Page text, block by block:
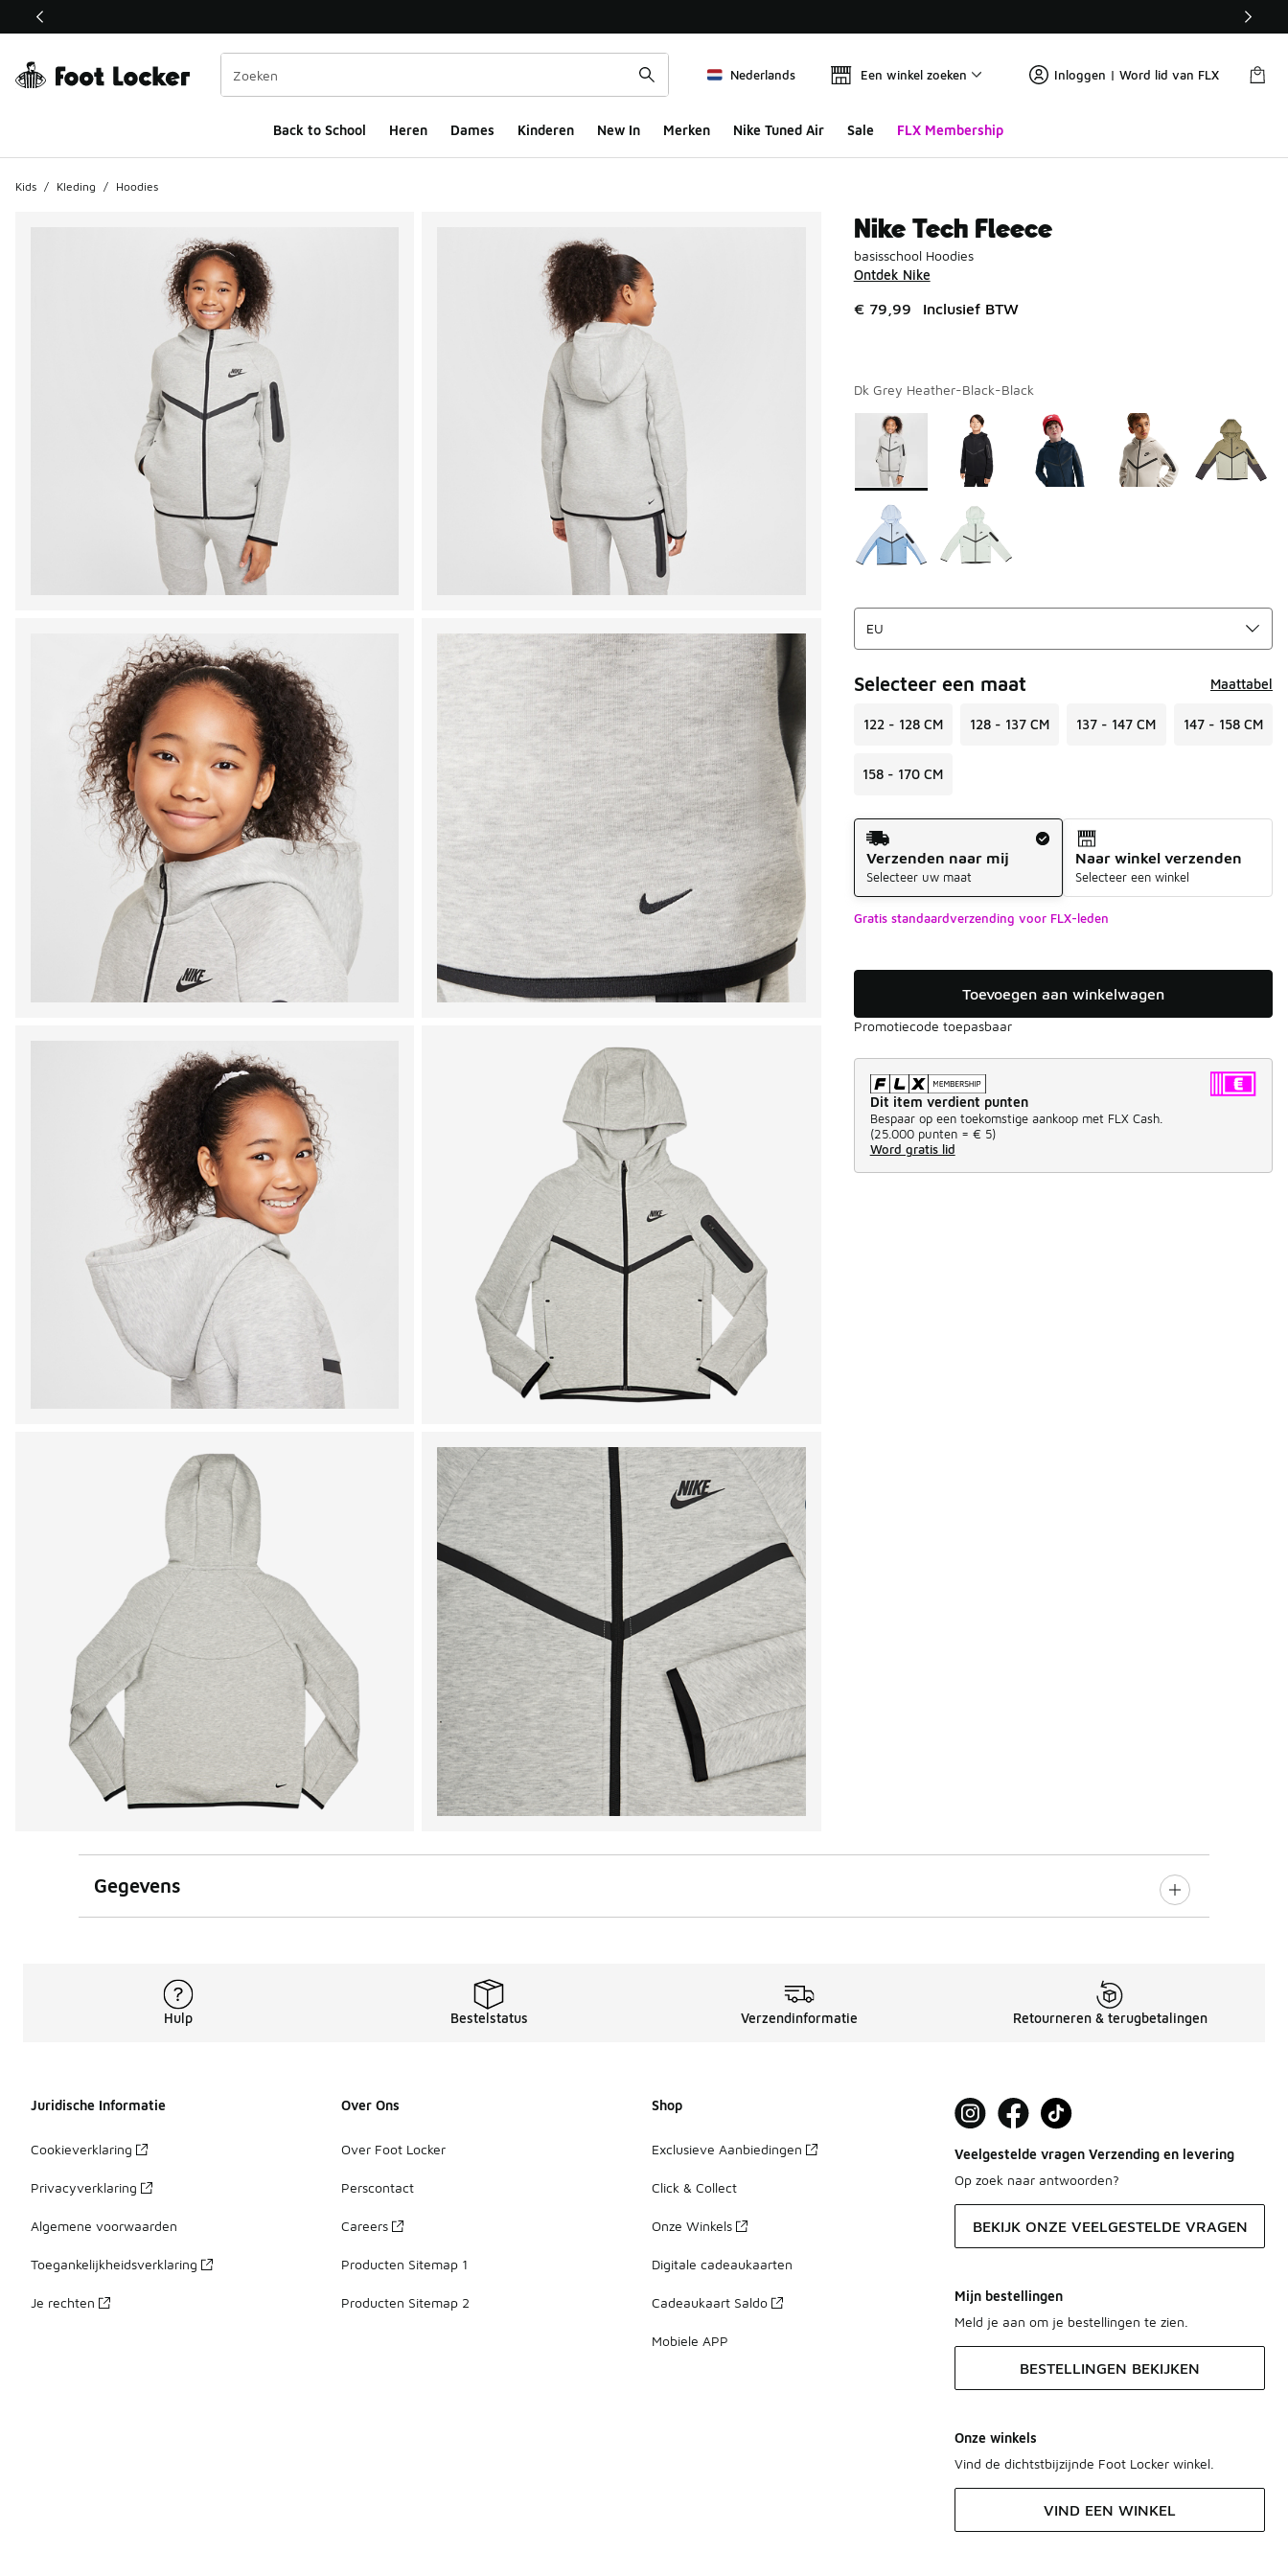
Deze link wordt geopend in een nieuw venster
Nederlands Een winkel zoeken Inloggen | Word lid van FLX
Back to School Heren Dames Kinderen New In Merken Nike Tuned Air Sale FLX Membership
Kids / Kleding / Hoodies
Nike Tech Fleece
basisschool Hoodies
Ontdek Nike
€ 79,99 Inclusief BTW
Dk Grey Heather-Black-Black
Pagina 1 van 1 met 1 tot 7 van 7 kleuren.
Kies een model
Selecteer een maat Maattabel
122 - 128 CM 128 - 137 CM 137 - 147 CM 147 - 158 CM
158 - 170 CM
Verzendmethode
Verzenden naar mij
Selecteer uw maat
Naar winkel verzenden
Selecteer een winkel
Gratis standaardverzending voor FLX-leden
Toevoegen aan winkelwagen
Promotiecode toepasbaar
Dit item verdient punten
Bespaar op een toekomstige aankoop met FLX Cash.
(25.000 punten = € 5)
Word gratis lid
Gegevens
Hulp Bestelstatus Verzendinformatie Retourneren & terugbetalingen
Juridische Informatie
Cookieverklaring
Privacyverklaring
Algemene voorwaarden
Toegankelijkheidsverklaring
Je rechten
Over Ons
Over Foot Locker
Perscontact
Careers
Producten Sitemap 1
Producten Sitemap 2
Shop
Exclusieve Aanbiedingen
Click & Collect
Onze Winkels
Digitale cadeaukaarten
Cadeaukaart Saldo
Mobiele APP
Veelgestelde vragen Verzending en levering
Op zoek naar antwoorden?
BEKIJK ONZE VEELGESTELDE VRAGEN
Mijn bestellingen
Meld je aan om je bestellingen te zien.
BESTELLINGEN BEKIJKEN
Onze winkels
Vind de dichtstbijzijnde Foot Locker winkel.
VIND EEN WINKEL